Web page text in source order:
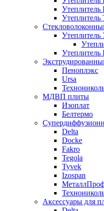
Утеплитель
Утеплитель
Утеплитель
Утеплитель
Пеноплэкс
Ursa
МДВП плиты
Изоплат
Белтермо
Delta
Docke
Fakro
Tegola
Tyvek
Izospan
Аксессуары для